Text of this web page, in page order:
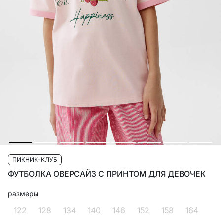
ПИКНИК-КЛУБ
ФУТБОЛКА ОВЕРСАЙЗ С ПРИНТОМ ДЛЯ ДЕВОЧЕК
размеры
122 128 134 140 146 152 158 164